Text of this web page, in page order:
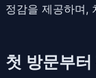
정감을 제공하며,
첫 방문부